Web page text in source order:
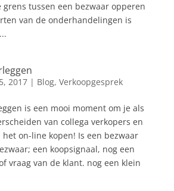
grens tussen een bezwaar opperen
van de onderhandelingen is
2017| Blog, Verkoopgesprek
is een mooi moment om je als
van collega verkopers en
on-line kopen! Is een bezwaar
een koopsignaal, nog een
vraag van de klant. nog een klein